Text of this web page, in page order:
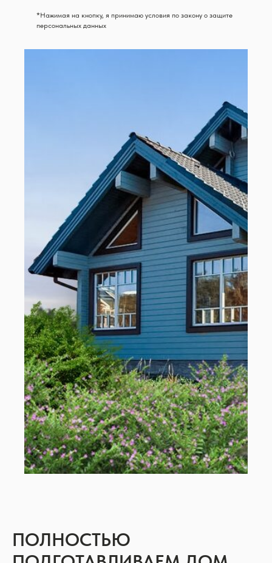
*Нажимая на кнопку, я принимаю условия по закону о защите
персональных данных
ПОЛНОСТЬЮ